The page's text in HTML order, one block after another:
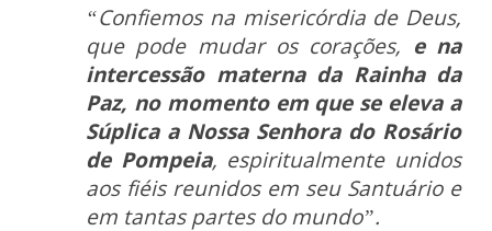
“Confiemos na misericórdia de Deus,
que pode mudar os corações, e na
intercessão materna da Rainha da
Paz, no momento em que se eleva a
Súplica a Nossa Senhora do Rosário
de Pompeia, espiritualmente unidos
aos fiéis reunidos em seu Santuário e
em tantas partes do mundo”.